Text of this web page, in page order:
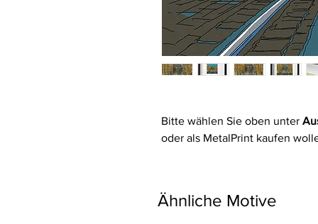
Bitte wählen Sie oben unter
oder als MetalPrint kaufen
Ähnliche Motive